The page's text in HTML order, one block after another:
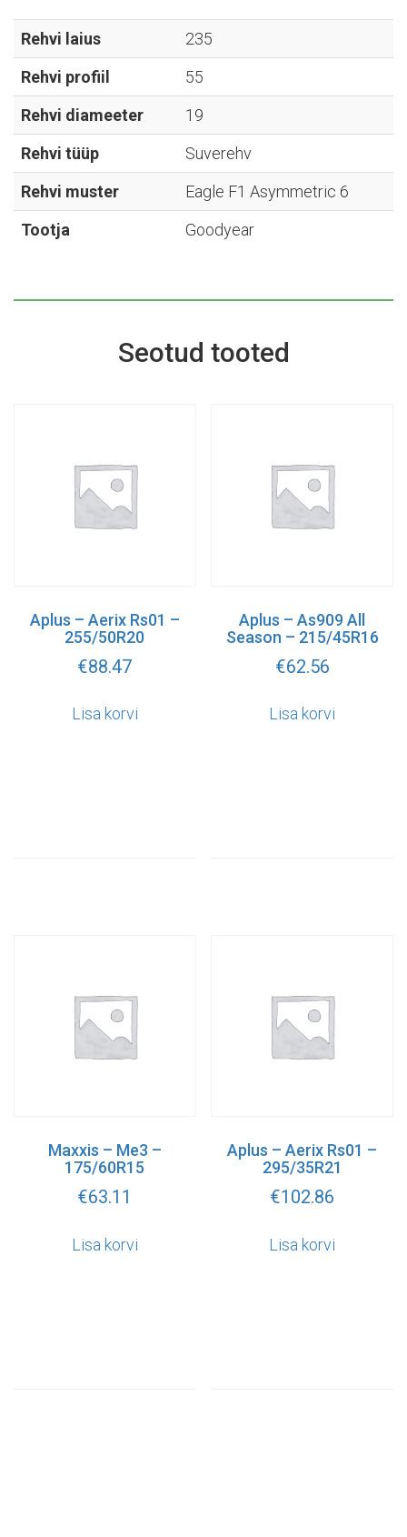
F1
Asymmetric
235/55R19
kogus
Rehvi laius
235
Rehvi profiil
55
Rehvi diameeter
19
Rehvi tüüp
Suverehv
Rehvi muster
Eagle F1 Asymmetric 6
Tootja
Goodyear
Seotud tooted
Aplus – Aerix Rs01 –
255/50R20
€88.47
Lisa korvi
Aplus – As909 All
Season – 215/45R16
€62.56
Lisa korvi
Maxxis – Me3 –
175/60R15
€63.11
Lisa korvi
Aplus – Aerix Rs01 –
295/35R21
€102.86
Lisa korvi